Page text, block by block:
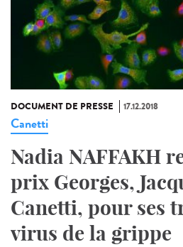
DOCUMENT DE PRESSE 17.12.2018
Canetti
Nadia NAFFAKH
prix Georges,
Canetti, pour ses
virus de la grippe